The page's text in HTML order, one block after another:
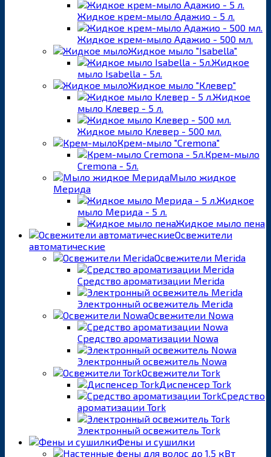
Жидкое крем-мыло Адажио - 5 л.
Жидкое крем-мыло Адажио - 500 мл.
Жидкое мыло "Isabella"
Жидкое
мыло Isabella - 5л.
Жидкое мыло "Клевер"
Жидкое
мыло Клевер - 5 л.
Жидкое мыло Клевер - 500 мл.
Крем-мыло "Cremona"
Крем-мыло
Cremona - 5л.
Мыло жидкое
Мерида
Жидкое
мыло Мерида - 5 л.
Жидкое мыло пена
Освежители
автоматические
Освежители Merida
Средство ароматизации Merida
Электронный освежитель Merida
Освежители Nowa
Средство ароматизации Nowa
Электронный освежитель Nowa
Освежители Tork
Диспенсер Tork
Средство
ароматизации Tork
Электронный освежитель Tork
Фены и сушилки